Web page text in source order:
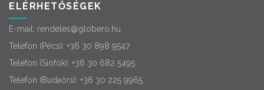
ELÉRHETŐSÉGEK
E-mail: rendeles@globero.hu
Telefon (Pécs): +36 30 898 9547
Telefon (Siófok): +36 30 682 5495
Telefon (Budaörs): +36 30 225 9965